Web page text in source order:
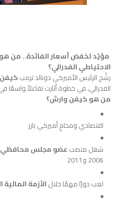
مؤيّد لخفض أسعار الفائدة.. من
الاحتياطي الفدرالي؟
رشّح الرئيس الأميركي دونالد ترمب
الفدرالي، في خطوة أثارت تفاعلاً واسعًا
من هو كيفن وارش؟
اقتصادي ومحامٍ أميركي بارز
شغل منصبعضو مجلس محافظي
2006 و2011
لعب دورًا مهمًا خلالالأزمة المالية